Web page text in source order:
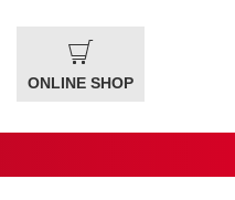
ONLINE SHOP